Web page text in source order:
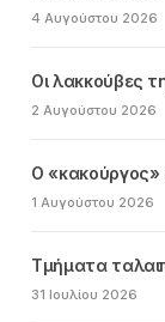
4 Αυγούστου 2026
Οι λακκούβες
2 Αυγούστου 2026
Ο
1 Αυγούστου 2026
Τμήματα
31 Ιουλίου 2026